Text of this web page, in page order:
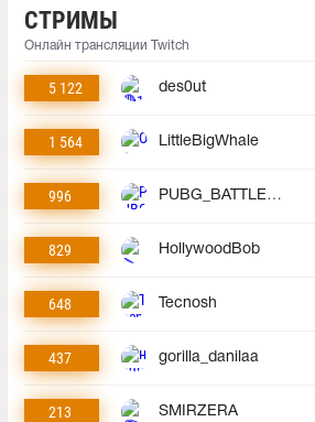
СТРИМЫ
Онлайн трансляции Twitch
5 122 des0ut
1 564 LittleBigWhale
996 PUBG_BATTLEGROUNDS
829 HollywoodBob
648 Tecnosh
437 gorilla_danilaa
213 SMIRZERA